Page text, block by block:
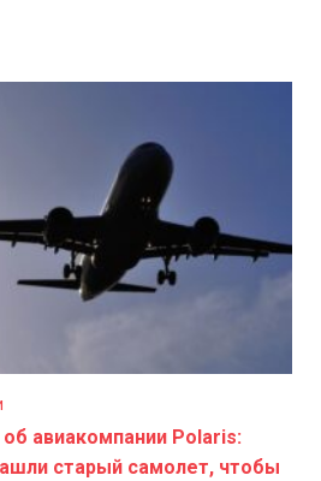
авиакомпании Polaris:
старый самолет, чтобы